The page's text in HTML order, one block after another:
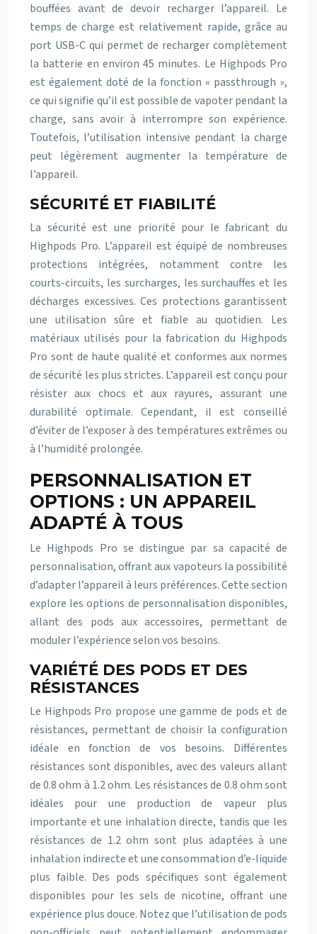
bouffées avant de devoir recharger l’appareil. Le
temps de charge est relativement rapide, grâce au
port USB-C qui permet de recharger complètement
la batterie en environ 45 minutes. Le Highpods Pro
est également doté de la fonction « passthrough »,
ce qui signifie qu’il est possible de vapoter pendant la
charge, sans avoir à interrompre son expérience.
Toutefois, l’utilisation intensive pendant la charge
peut légèrement augmenter la température de
l’appareil.
SÉCURITÉ ET FIABILITÉ
La sécurité est une priorité pour le fabricant du
Highpods Pro. L’appareil est équipé de nombreuses
protections intégrées, notamment contre les
courts-circuits, les surcharges, les surchauffes et les
décharges excessives. Ces protections garantissent
une utilisation sûre et fiable au quotidien. Les
matériaux utilisés pour la fabrication du Highpods
Pro sont de haute qualité et conformes aux normes
de sécurité les plus strictes. L’appareil est conçu pour
résister aux chocs et aux rayures, assurant une
durabilité optimale. Cependant, il est conseillé
d’éviter de l’exposer à des températures extrêmes ou
à l’humidité prolongée.
PERSONNALISATION ET
OPTIONS : UN APPAREIL
ADAPTÉ À TOUS
Le Highpods Pro se distingue par sa capacité de
personnalisation, offrant aux vapoteurs la possibilité
d’adapter l’appareil à leurs préférences. Cette section
explore les options de personnalisation disponibles,
allant des pods aux accessoires, permettant de
moduler l’expérience selon vos besoins.
VARIÉTÉ DES PODS ET DES
RÉSISTANCES
Le Highpods Pro propose une gamme de pods et de
résistances, permettant de choisir la configuration
idéale en fonction de vos besoins. Différentes
résistances sont disponibles, avec des valeurs allant
de 0.8 ohm à 1.2 ohm. Les résistances de 0.8 ohm sont
idéales pour une production de vapeur plus
importante et une inhalation directe, tandis que les
résistances de 1.2 ohm sont plus adaptées à une
inhalation indirecte et une consommation d’e-liquide
plus faible. Des pods spécifiques sont également
disponibles pour les sels de nicotine, offrant une
expérience plus douce. Notez que l’utilisation de pods